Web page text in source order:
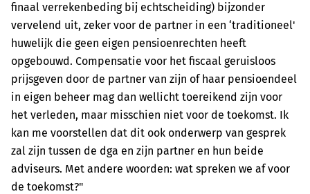
finaal verrekenbeding bij echtscheiding) bijzonder
vervelend uit, zeker voor de partner in een ‘traditioneel'
huwelijk die geen eigen pensioenrechten heeft
opgebouwd. Compensatie voor het fiscaal geruisloos
prijsgeven door de partner van zijn of haar pensioendeel
in eigen beheer mag dan wellicht toereikend zijn voor
het verleden, maar misschien niet voor de toekomst. Ik
kan me voorstellen dat dit ook onderwerp van gesprek
zal zijn tussen de dga en zijn partner en hun beide
adviseurs. Met andere woorden: wat spreken we af voor
de toekomst?"